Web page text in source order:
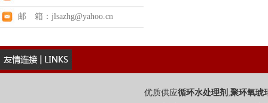
邮 箱：jlsazhg@yahoo.cn
优质供应循环水处理剂 ,聚环氧琥